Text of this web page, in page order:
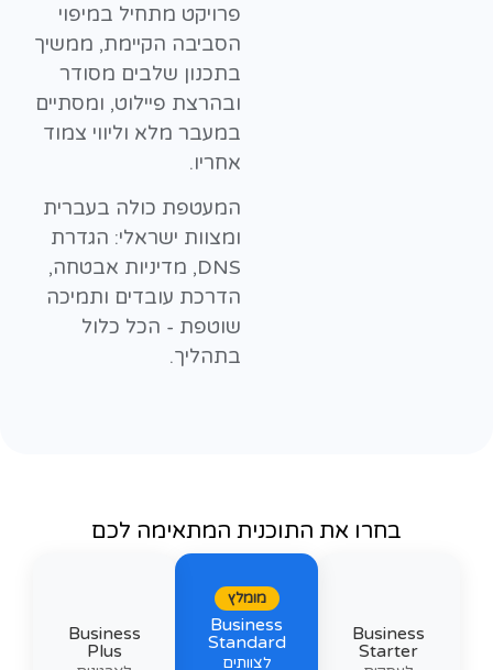
פרויקט מתחיל במיפוי
הסביבה הקיימת, ממשיך
בתכנון שלבים מסודר
ובהרצת פיילוט, ומסתיים
במעבר מלא וליווי צמוד
אחריו.
המעטפת כולה בעברית
ומצוות ישראלי: הגדרת
DNS, מדיניות אבטחה,
הדרכת עובדים ותמיכה
שוטפת - הכל כלול
בתהליך.
בחרו את התוכנית המתאימה לכם
Business
Starter
מומלץ
Business
Standard
לצוותים
Business
Plus